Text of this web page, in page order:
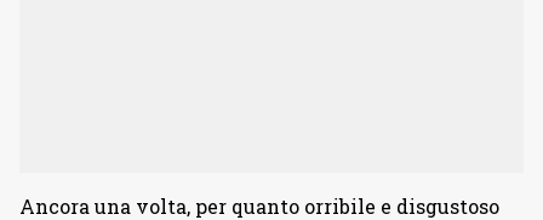
Ancora una volta, per quanto orribile e disgustoso